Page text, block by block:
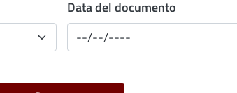
Data del documento